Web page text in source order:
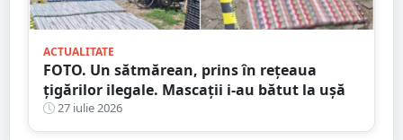
ACTUALITATE
FOTO. Un sătmărean, prins în rețeaua
țigărilor ilegale. Mascații i-au bătut la ușă
27 iulie 2026